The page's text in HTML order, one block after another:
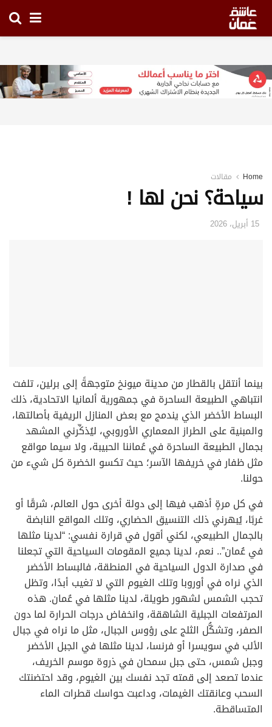
Home مقالات
سياحة؟ نحن لها !
15 أبريل، 2026
بينما أنتقل بالقطار من مدينة ميونخ متوجهةً إلى برلين، تلفت
انتباهي الطبيعة الساحرة في جمهورية ألمانيا الاتحادية، ذلك
البساط الأخضر الذي يندمج مع بعض المنازل الريفية بأصالتها،
والمبنية على الطراز المعماري الأوروبي، ليُذكِّرني المشهد
بجمال الطبيعة الساحرة في عُماننا الحبيبة، ولا سيما مواقع
مثل ظفار في خريفها الآسر؛ حيث تكسو الخضرة كل شيء من
حولنا.
في كل مرةٍ أذهب فيها إلى دولة أخرى حول العالم، شرقًا أو
غربًا، يُبهرني ذلك التنسيق الحضاري، وتلك المواقع النابضة
بالجمال الطبيعي، لكني أقول في قرارة نفسي: “لدينا مثلها
في عُمان”.. نعم، لدينا جميع المقومات السياحية التي تجعلنا
في صدارة الدول السياحية في المنطقة، فالبساط الأخضر
الذي نراه في أوروبا وتلك الغيوم التي لا تغيب أبدًا، وتظل
تحجب الشمس لشهور طويلة، لدينا مثلها في عُمان. هذه
المرتفعات الجبلية الشاهقة، وانخفاض درجات الحرارة لما دون
الصفر، وتشكُّل الثلج على رؤوس الجبال، مثل ما نراه في جبال
الألب في سويسرا أو فرنسا، لدينا مثلها في الجبل الأخضر
وجبل شمس، حتى جبل سمحان في ذروة موسم الخريف،
عندما تصعد إلى قمته تجد نفسك بين الغيوم، وقد احتضنتك
السحب وعانقتك الغيمات، وداعبت حواسك قطرات الماء
المتساقطة.